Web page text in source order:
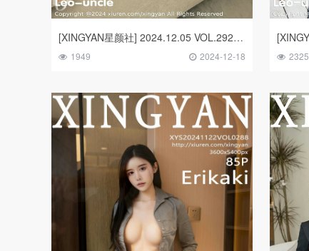
[XINGYAN星颜社] 2024.12.05 VOL.292 Erikaki
1949 2024-12-18 2325